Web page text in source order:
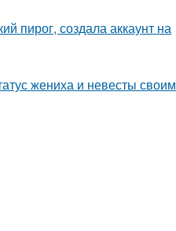
пирог, создала аккаунт на
жениха и невесты своим